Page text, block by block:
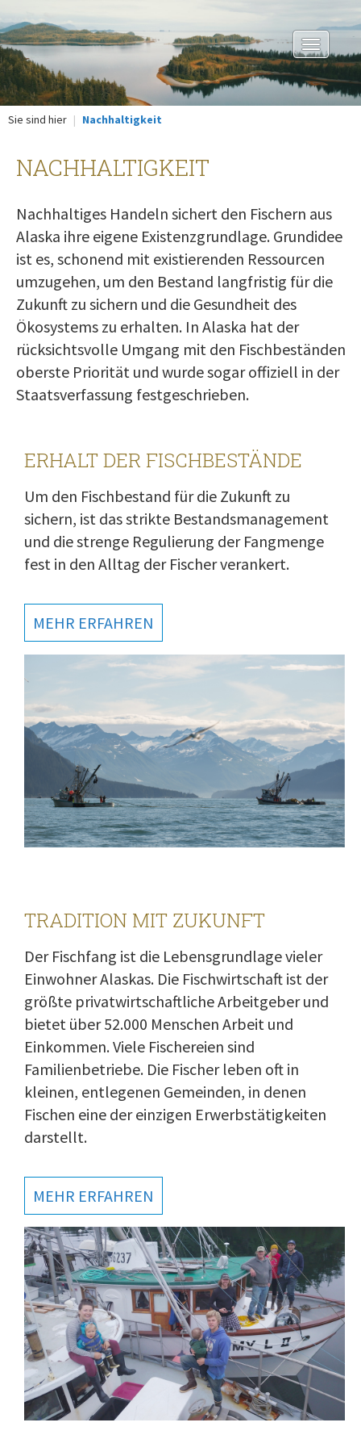
Toggle
navigation
Sie sind hier Nachhaltigkeit
NACHHALTIGKEIT
Nachhaltiges Handeln sichert den Fischern aus
Alaska ihre eigene Existenzgrundlage. Grundidee
ist es, schonend mit existierenden Ressourcen
umzugehen, um den Bestand langfristig für die
Zukunft zu sichern und die Gesundheit des
Ökosystems zu erhalten. In Alaska hat der
rücksichtsvolle Umgang mit den Fischbeständen
oberste Priorität und wurde sogar offiziell in der
Staatsverfassung festgeschrieben.
ERHALT DER FISCHBESTÄNDE
Um den Fischbestand für die Zukunft zu
sichern, ist das strikte Bestandsmanagement
und die strenge Regulierung der Fangmenge
fest in den Alltag der Fischer verankert.
MEHR ERFAHREN
TRADITION MIT ZUKUNFT
Der Fischfang ist die Lebensgrundlage vieler
Einwohner Alaskas. Die Fischwirtschaft ist der
größte privatwirtschaftliche Arbeitgeber und
bietet über 52.000 Menschen Arbeit und
Einkommen. Viele Fischereien sind
Familienbetriebe. Die Fischer leben oft in
kleinen, entlegenen Gemeinden, in denen
Fischen eine der einzigen Erwerbstätigkeiten
darstellt.
MEHR ERFAHREN